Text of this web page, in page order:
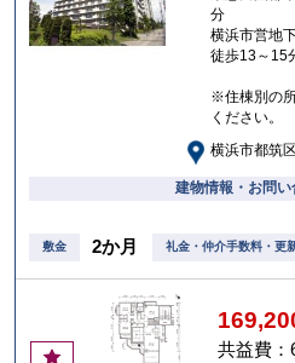
分
横浜市営地
徒歩13～15
※住棟別の
ください。
横浜市都筑
建物情報・お問い
敷金 2か月 礼金・仲介手数料・更
お
共益費：